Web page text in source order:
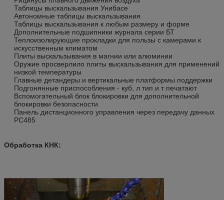
Таблицы выскальзывания Унибасе
Автономные таблицы выскальзывания
Таблицы выскальзывания к любым размеру и форме
Дополнительные подшипники журнала серии БТ
Теплоизолирующие прокладки для пользы с камерами к
искусственным климатом
Плиты выскальзывания в магнии или алюминии
Оружие просверлило плиты выскальзывания для применений
низкой температуры
Главные детандеры и вертикальные платформы поддержки
Подгонянные приспособления - куб, л тип и т печатают
Вспомогательный блок блокировки для дополнительной
блокировки безопасности
Панель дистанционного управления через передачу данных
РС485
Обработка КНК: